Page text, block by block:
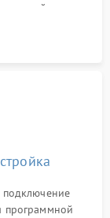
дорожек и
подключение
программной